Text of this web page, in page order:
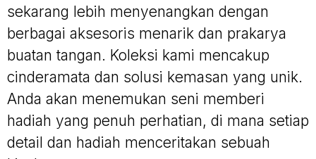
sekarang lebih menyenangkan dengan
berbagai aksesoris menarik dan prakarya
buatan tangan. Koleksi kami mencakup
cinderamata dan solusi kemasan yang unik.
Anda akan menemukan seni memberi
hadiah yang penuh perhatian, di mana setiap
detail dan hadiah menceritakan sebuah